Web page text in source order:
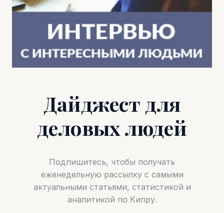
Дайджест для
деловых людей
Подпишитесь, чтобы получать
еженедельную рассылку с самыми
актуальными статьями, статистикой и
аналитикой по Кипру.